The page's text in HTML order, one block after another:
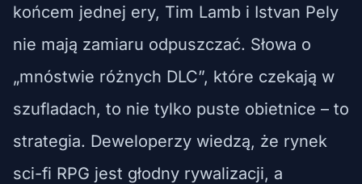
końcem jednej ery, Tim Lamb i Istvan Pely
nie mają zamiaru odpuszczać. Słowa o
„mnóstwie różnych DLC”, które czekają w
szufladach, to nie tylko puste obietnice – to
strategia. Deweloperzy wiedzą, że rynek
sci-fi RPG jest głodny rywalizacji, a